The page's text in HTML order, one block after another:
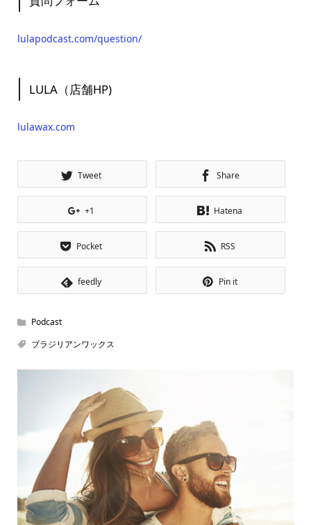
lulapodcast.com/question/
LULA（店舗HP)
lulawax.com
Tweet Share
+1 Hatena
Pocket RSS
feedly Pin it
Podcast
ブラジリアンワックス